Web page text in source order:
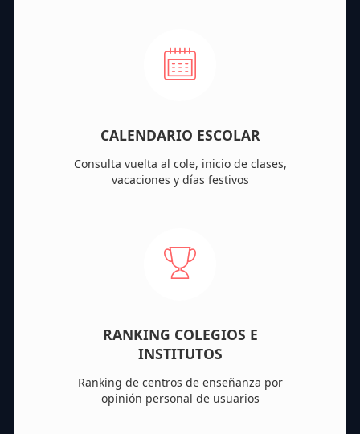
CALENDARIO ESCOLAR
Consulta vuelta al cole, inicio de clases,
vacaciones y días festivos
RANKING COLEGIOS E
INSTITUTOS
Ranking de centros de enseñanza por
opinión personal de usuarios